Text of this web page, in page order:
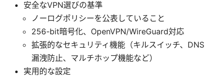
安全なVPN選びの基準
ノーログポリシーを公表していること
256-bit暗号化、OpenVPN/WireGuard対応
拡張的なセキュリティ機能（キルスイッチ、DNS
漏洩防止、マルチホップ機能など）
実用的な設定